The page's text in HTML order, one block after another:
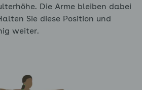
Die Arme bleiben dabei
Sie diese Position und
weiter.